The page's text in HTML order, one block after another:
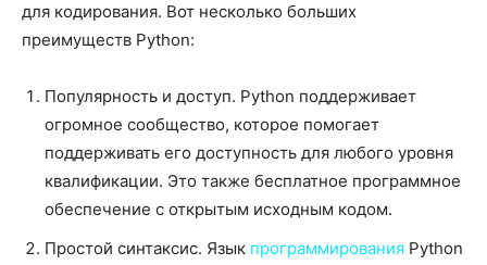
для кодирования. Вот несколько больших
преимуществ Python:
Популярность и доступ. Python поддерживает
огромное сообщество, которое помогает
поддерживать его доступность для любого уровня
квалификации. Это также бесплатное программное
обеспечение с открытым исходным кодом.
Простой синтаксис. Язык программирования Python